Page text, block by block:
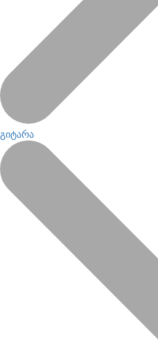
გიტარა